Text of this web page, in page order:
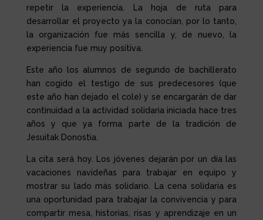
repetir la experiencia. La hoja de ruta para
desarrollar el proyecto ya la conocían, por lo tanto,
la organización fue más sencilla y, de nuevo, la
experiencia fue muy positiva.
Este año los alumnos de segundo de bachillerato
han cogido el testigo de sus predecesores (que
este año han dejado el cole) y se encargarán de dar
continuidad a la actividad solidaria iniciada hace tres
años y que ya forma parte de la tradición de
Jesuitak Donostia.
La cita será hoy. Los jóvenes dejarán por un día las
vacaciones navideñas para trabajar en equipo y
mostrar su lado más solidario. La cena solidaria es
una oportunidad para trabajar la convivencia y para
compartir mesa, historias, risas y aprendizaje en un